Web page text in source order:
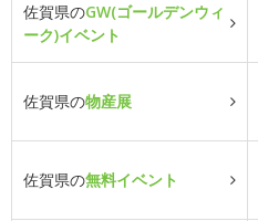
佐賀県のGW(ゴールデンウィ
ーク)イベント
佐賀県の物産展
佐賀県の無料イベント